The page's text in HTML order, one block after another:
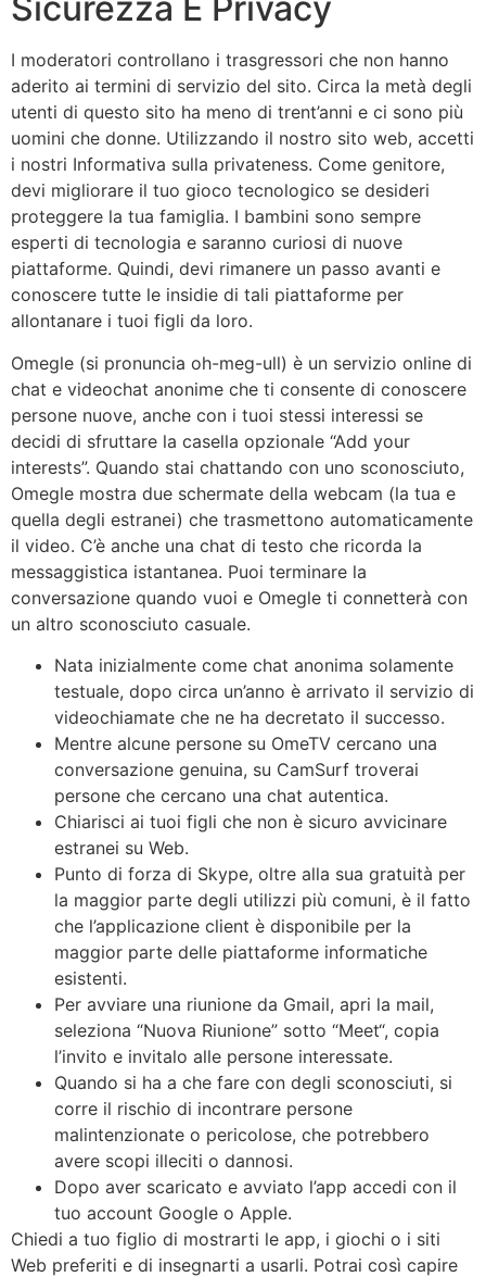
I moderatori controllano i trasgressori che non hanno
aderito ai termini di servizio del sito. Circa la metà degli
utenti di questo sito ha meno di trent’anni e ci sono più
uomini che donne. Utilizzando il nostro sito web, accetti
i nostri Informativa sulla privateness. Come genitore,
devi migliorare il tuo gioco tecnologico se desideri
proteggere la tua famiglia. I bambini sono sempre
esperti di tecnologia e saranno curiosi di nuove
piattaforme. Quindi, devi rimanere un passo avanti e
conoscere tutte le insidie ​​di tali piattaforme per
allontanare i tuoi figli da loro.
Omegle (si pronuncia oh-meg-ull) è un servizio online di
chat e videochat anonime che ti consente di conoscere
persone nuove, anche con i tuoi stessi interessi se
decidi di sfruttare la casella opzionale “Add your
interests”. Quando stai chattando con uno sconosciuto,
Omegle mostra due schermate della webcam (la tua e
quella degli estranei) che trasmettono automaticamente
il video. C’è anche una chat di testo che ricorda la
messaggistica istantanea. Puoi terminare la
conversazione quando vuoi e Omegle ti connetterà con
un altro sconosciuto casuale.
Nata inizialmente come chat anonima solamente
testuale, dopo circa un’anno è arrivato il servizio di
videochiamate che ne ha decretato il successo.
Mentre alcune persone su OmeTV cercano una
conversazione genuina, su CamSurf troverai
persone che cercano una chat autentica.
Chiarisci ai tuoi figli che non è sicuro avvicinare
estranei su Web.
Punto di forza di Skype, oltre alla sua gratuità per
la maggior parte degli utilizzi più comuni, è il fatto
che l’applicazione client è disponibile per la
maggior parte delle piattaforme informatiche
esistenti.
Per avviare una riunione da Gmail, apri la mail,
seleziona “Nuova Riunione” sotto “Meet“, copia
l’invito e invitalo alle persone interessate.
Quando si ha a che fare con degli sconosciuti, si
corre il rischio di incontrare persone
malintenzionate o pericolose, che potrebbero
avere scopi illeciti o dannosi.
Dopo aver scaricato e avviato l’app accedi con il
tuo account Google o Apple.
Chiedi a tuo figlio di mostrarti le app, i giochi o i siti
Web preferiti e di insegnarti a usarli. Potrai così capire